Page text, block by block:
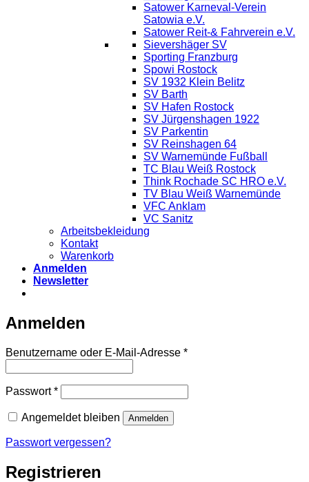
Satower Karneval-Verein
Satowia e.V.
Satower Reit-& Fahrverein e.V.
Sievershäger SV
Sporting Franzburg
Spowi Rostock
SV 1932 Klein Belitz
SV Barth
SV Hafen Rostock
SV Jürgenshagen 1922
SV Parkentin
SV Reinshagen 64
SV Warnemünde Fußball
TC Blau Weiß Rostock
Think Rochade SC HRO e.V.
TV Blau Weiß Warnemünde
VFC Anklam
VC Sanitz
Arbeitsbekleidung
Kontakt
Warenkorb
Anmelden
Newsletter
Anmelden
Benutzername oder E-Mail-Adresse *Erforderlich
Passwort*Erforderlich
Angemeldet bleiben Anmelden
Passwort vergessen?
Registrieren